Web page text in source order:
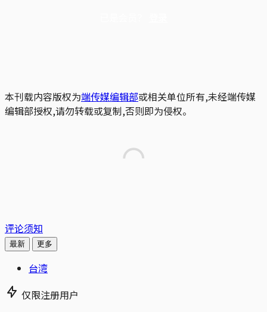
本刊载内容版权为端传媒编辑部或相关单位所有,未经端传媒
编辑部授权,请勿转载或复制,否则即为侵权。
评论须知
最新 更多
台湾
仅限注册用户